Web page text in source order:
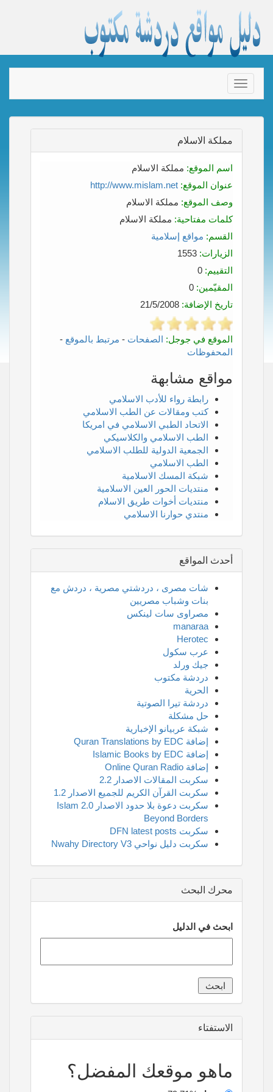
Toggle
navigation
مملكة الاسلام
اسم الموقع: مملكة الاسلام
عنوان الموقع: http://www.mislam.net
وصف الموقع: مملكة الاسلام
كلمات مفتاحية: مملكة الاسلام
القسم: مواقع إسلامية
الزيارات:
التقييم:
المقيّمين:
تاريخ الإضافة:
الموقع في جوجل: الصفحات - مرتبط بالموقع -
المحفوظات
مواقع مشابهة
رابطة رواء للأدب الاسلامي
كتب ومقالات عن الطب الاسلامي
الاتحاد الطبي الاسلامي في امريكا
الطب الاسلامي والكلاسيكي
الجمعية الدولية للطلب الاسلامي
الطب الاسلامي
شبكة المسك الاسلامية
منتديات الحور العين الاسلامية
منتديات أخوات طريق الاسلام
منتدي حوارنا الاسلامي
أحدث المواقع
شات مصرى ، دردشتي مصرية ، دردش مع
بنات وشباب مصريين
مصراوى سات لينكس
manaraa
Herotec
عرب سكول
جيك ورلد
دردشة مكتوب
الحرية
دردشة تيرا الصوتية
حل مشكلة
شبكة عربيانو الإخبارية
إضافة Quran Translations by EDC
إضافة Islamic Books by EDC
إضافة Online Quran Radio
سكربت المقالات الاصدار 2.2
سكربت القرآن الكريم للجميع الاصدار 1.2
سكربت دعوة بلا حدود الاصدار 2.0 Islam
Beyond Borders
سكربت DFN latest posts
سكربت دليل نواحي Nwahy Directory V3
محرك البحث
ابحث في الدليل
الاستفتاء
ماهو موقعك المفضل؟